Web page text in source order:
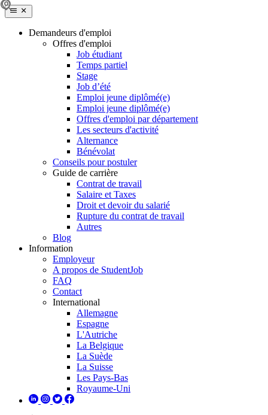
Demandeurs d'emploi
Offres d'emploi
Job étudiant
Temps partiel
Stage
Job d’été
Emploi jeune diplômé(e)
Emploi jeune diplômé(e)
Offres d'emploi par département
Les secteurs d'activité
Alternance
Bénévolat
Conseils pour postuler
Guide de carrière
Contrat de travail
Salaire et Taxes
Droit et devoir du salarié
Rupture du contrat de travail
Autres
Blog
Information
Employeur
A propos de StudentJob
FAQ
Contact
International
Allemagne
Espagne
L'Autriche
La Belgique
La Suède
La Suisse
Les Pays-Bas
Royaume-Uni